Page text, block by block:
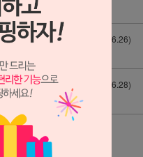
산) 경력경쟁채용시험 공고(~6.26)
리공단 직원 공개채용 공고(~6.28)
용 시행계획 공고(~6.27)